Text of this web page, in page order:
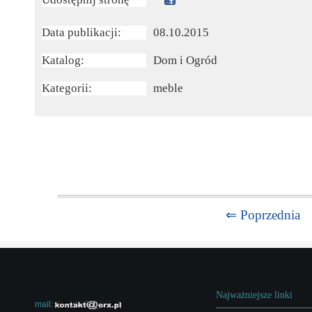
Data publikacji: 08.10.2015
Katalog: Dom i Ogród
Kategorii: meble
⇐ Poprzednia
mail:
Najważniejsze linki